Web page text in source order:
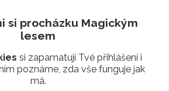
si procházku Magickým
lesem
si zapamatují Tvé přihlášení i
poznáme, zda vše funguje jak
má.